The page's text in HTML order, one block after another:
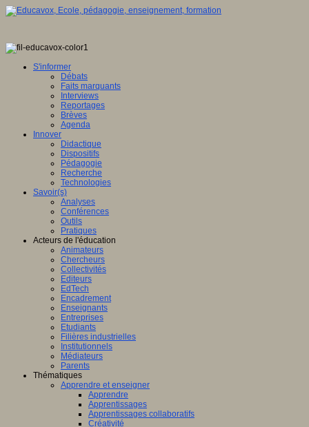
S'informer
Débats
Faits marquants
Interviews
Reportages
Brèves
Agenda
Innover
Didactique
Dispositifs
Pédagogie
Recherche
Technologies
Savoir(s)
Analyses
Conférences
Outils
Pratiques
Acteurs de l'éducation
Animateurs
Chercheurs
Collectivités
Editeurs
EdTech
Encadrement
Enseignants
Entreprises
Etudiants
Filières industrielles
Institutionnels
Médiateurs
Parents
Thématiques
Apprendre et enseigner
Apprendre
Apprentissages
Apprentissages collaboratifs
Créativité